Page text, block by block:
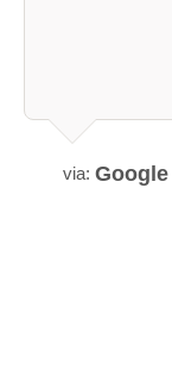
via: Google